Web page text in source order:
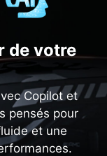
de votre
Copilot et
pensés pour
et une